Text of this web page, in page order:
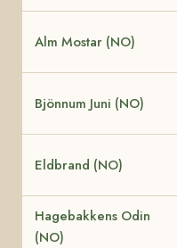
Alm Mostar (NO)
Bjönnum Juni (NO)
Eldbrand (NO)
Hagebakkens Odin
(NO)